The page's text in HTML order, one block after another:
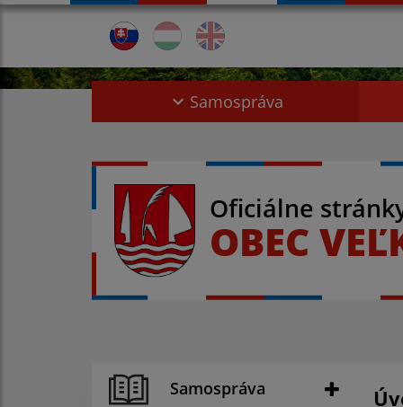
Samospráva
Oficiálne
OBEC
Samospráva